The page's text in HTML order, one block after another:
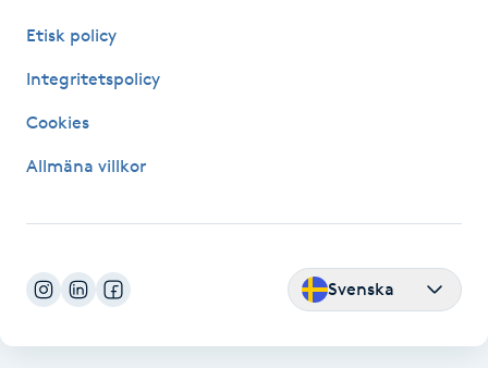
Kroppsinpackning
Kroppspeeling
Laserbehandling
Etisk policy
Integritetspolicy
Cookies
Allmäna villkor
Svenska